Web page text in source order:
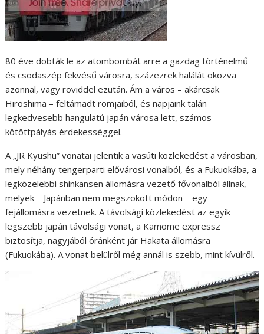
80 éve dobták le az atombombát arre a gazdag történelmű
és csodaszép fekvésű városra, százezrek halálát okozva
azonnal, vagy röviddel ezután. Ám a város – akárcsak
Hiroshima – feltámadt romjaiból, és napjaink talán
legkedvesebb hangulatú japán városa lett, számos
kötöttpályás érdekességgel.
A „JR Kyushu” vonatai jelentik a vasúti közlekedést a városban,
mely néhány tengerparti elővárosi vonalból, és a Fukuokába, a
legközelebbi shinkansen állomásra vezető fővonalból állnak,
melyek – Japánban nem megszokott módon – egy
fejállomásra vezetnek. A távolsági közlekedést az egyik
legszebb japán távolsági vonat, a Kamome expressz
biztosítja, nagyjából óránként jár Hakata állomásra
(Fukuokába). A vonat belülről még annál is szebb, mint kívülről.